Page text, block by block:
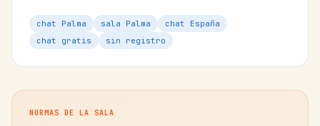
chat Palma sala Palma
chat España
chat gratis
sin registro
NORMAS DE LA SALA